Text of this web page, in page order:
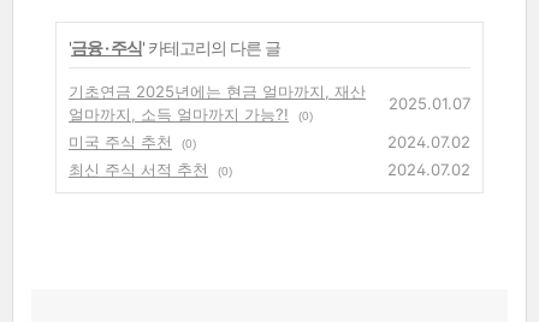
'금융 · 주식' 카테고리의 다른 글
기초연금 2025년에는 현금 얼마까지, 재산
얼마까지, 소득 얼마까지 가능?!
(0)
2025.01.07
미국 주식 추천
(0)
2024.07.02
최신 주식 서적 추천
(0) 2024.07.02